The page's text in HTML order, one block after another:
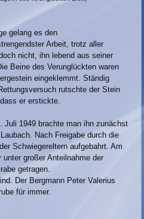
gelang es den
Arbeit, trotz aller
nicht, ihn lebend aus seiner
Beine des Verunglückten waren
eingeklemmt. Ständig
rutschte der Stein
er erstickte.
Juli 1949 brachte man ihn zunächst
Nach Freigabe durch die
Schwiegereltern aufgebahrt. Am
großer Anteilnahme der
getragen.
Der Bergmann Peter Valerius
für immer.